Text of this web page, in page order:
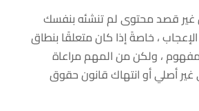
غير قصد محتوى لم تنشئه بنفسك
، خاصةً إذا كان متعلقًا بنطاق
، ولكن من المهم مراعاة
أصلي أو انتهاك قانون حقوق